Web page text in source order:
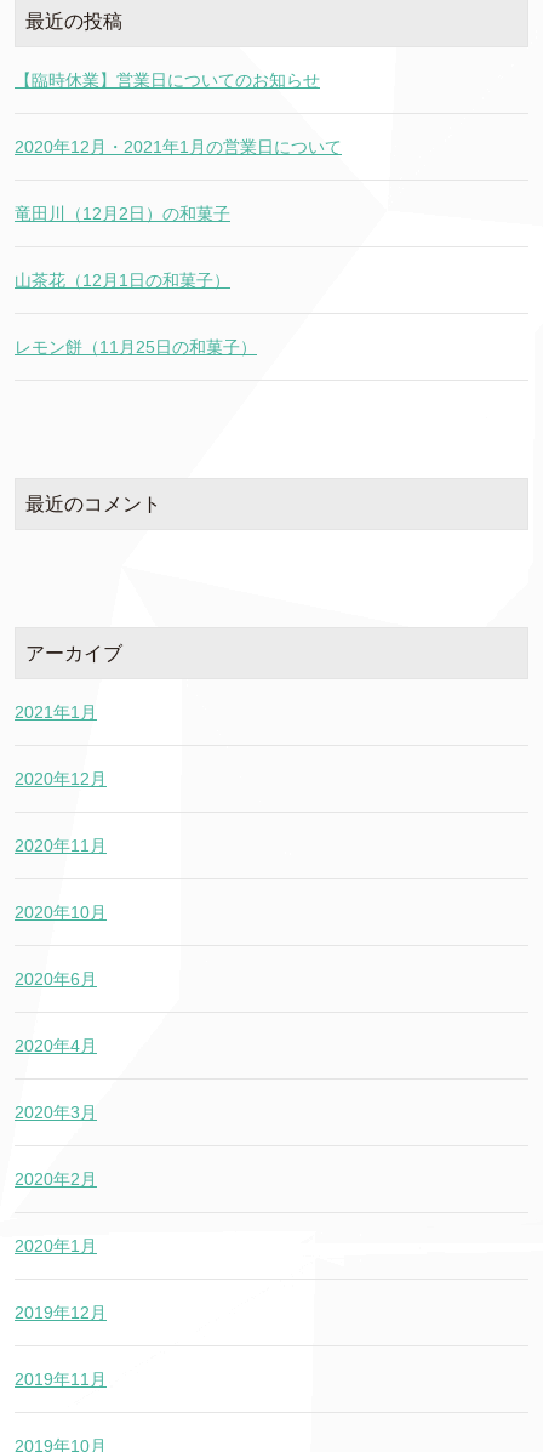
最近の投稿
【臨時休業】営業日についてのお知らせ
2020年12月・2021年1月の営業日について
竜田川（12月2日）の和菓子
山茶花（12月1日の和菓子）
レモン餅（11月25日の和菓子）
最近のコメント
アーカイブ
2021年1月
2020年12月
2020年11月
2020年10月
2020年6月
2020年4月
2020年3月
2020年2月
2020年1月
2019年12月
2019年11月
2019年10月